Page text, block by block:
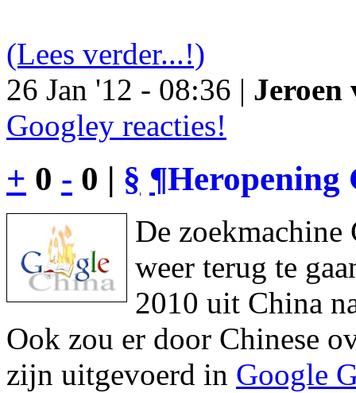
(Lees verder...!)
26 Jan '12 - 08:36 | Jeroen
Googley reacties!
+ 0 - 0 | § ¶Heropening
De
weer terug te
2010 uit China
Ook zou er door Chinese
zijn uitgevoerd in Google